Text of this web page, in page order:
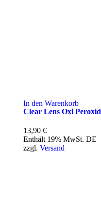
In den Warenkorb
Clear Lens Oxi Peroxid
13,90 €
Enthält 19% MwSt. DE
zzgl. Versand